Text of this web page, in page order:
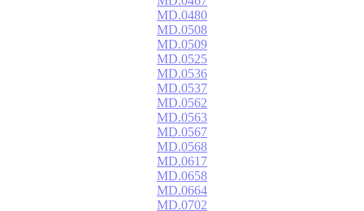
MD.0480
MD.0508
MD.0509
MD.0525
MD.0536
MD.0537
MD.0562
MD.0563
MD.0567
MD.0568
MD.0617
MD.0658
MD.0664
MD.0702